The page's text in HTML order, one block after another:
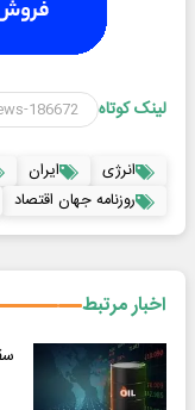
لینک کوتاه
انرژی ایران
روزنامه جهان اقتصاد
اخبار مرتبط